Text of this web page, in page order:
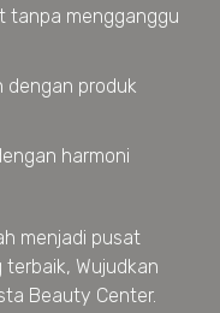
tanpa mengganggu
dengan produk
harmoni
menjadi pusat
Wujudkan
Beauty Center.